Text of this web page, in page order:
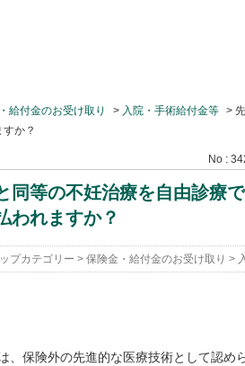
給付金のお受け取り > 入院・手術給付金等 >
か？
No :
同等の不妊治療を自由診療
われますか？
ップカテゴリー > 保険金・給付金のお受け取り >
、保険外の先進的な医療技術として認め